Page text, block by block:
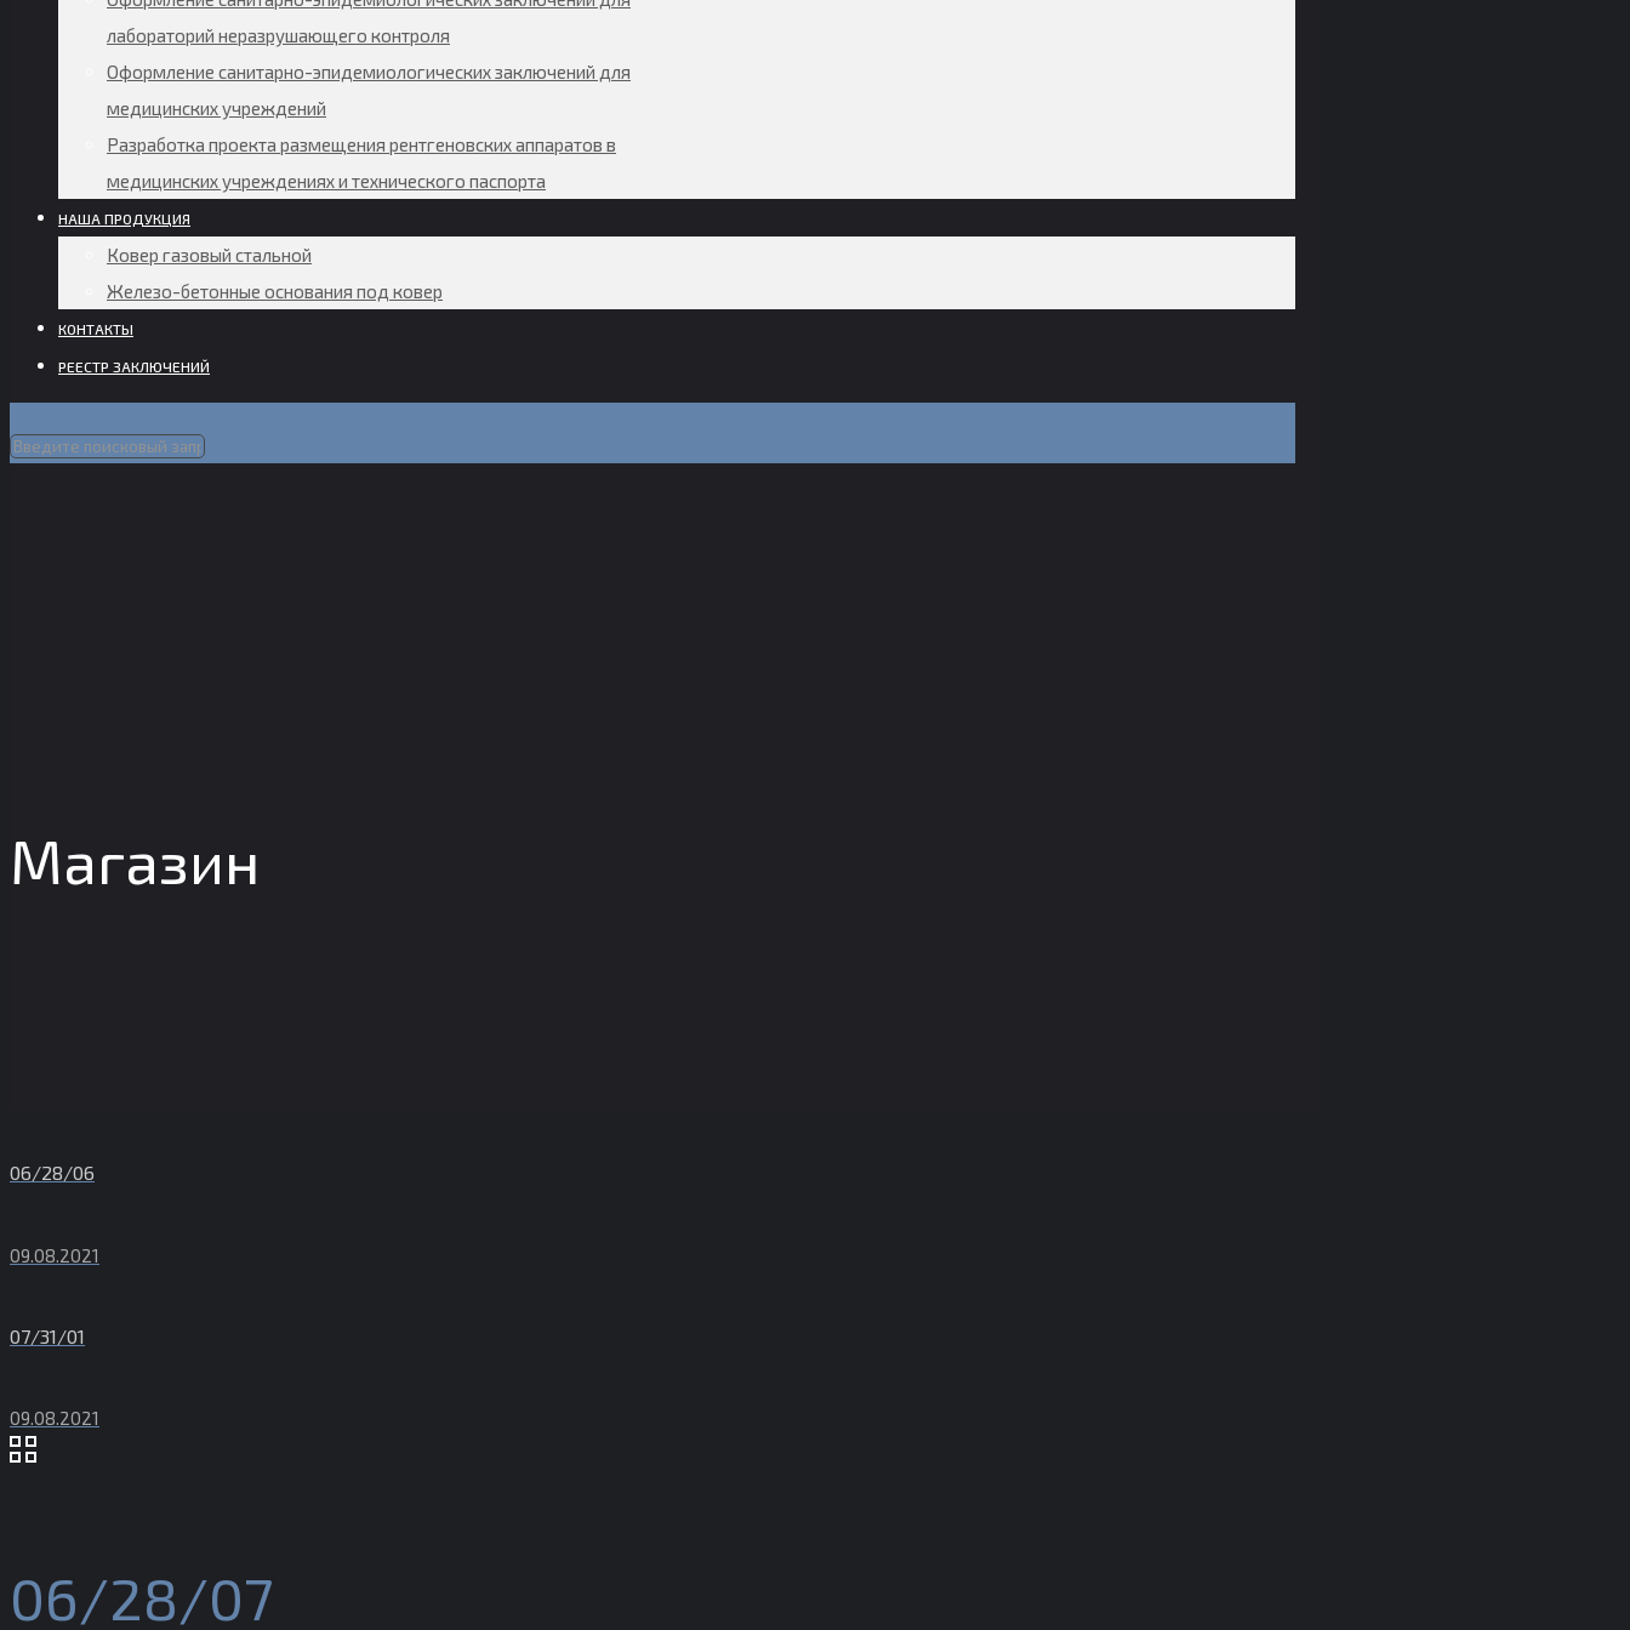
лабораторий неразрушающего контроля
Оформление санитарно-эпидемиологических заключений для
медицинских учреждений
Разработка проекта размещения рентгеновских аппаратов в
медицинских учреждениях и технического паспорта
НАША ПРОДУКЦИЯ
Ковер газовый стальной
Железо-бетонные основания под ковер
КОНТАКТЫ
РЕЕСТР ЗАКЛЮЧЕНИЙ
Магазин
06/28/06
09.08.2021
07/31/01
09.08.2021
06/28/07